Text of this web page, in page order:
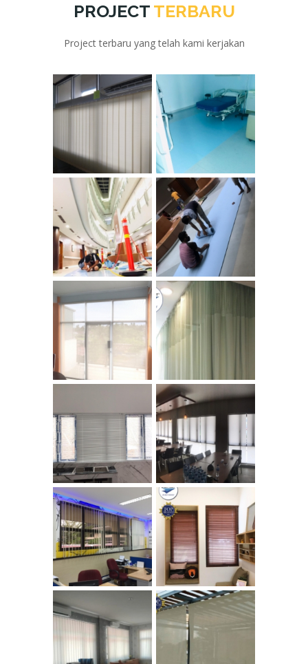
PROJECT TERBARU
Project terbaru yang telah kami kerjakan
Vinyl Anti Bacteri
Rumah Sakit LG
Hausys
Vinyl Anti Bacteri
Rumah Sakit LG
Hausys
Vinyl Anti Bacteri
Rumah Sakit
ROLLER BLINDS
SOLAR SCREEN
Gordyn Rumah
Sakit Anti Noda
HORIZONTAL
BLINDS
ROLER BLINDS
DIM OUT
VERTICAL
BLINDS
WOODEN
BLINDS
VERTICAL
BLINDS
ROLLER BLINDS
OUT DOOR